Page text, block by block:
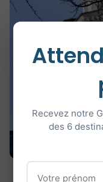
Recevez notre
des 6